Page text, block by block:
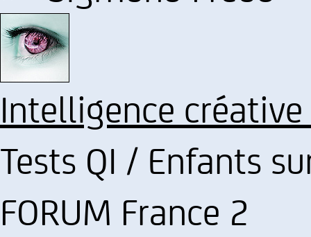
Intelligence
Tests QI / Enfants
FORUM France 2